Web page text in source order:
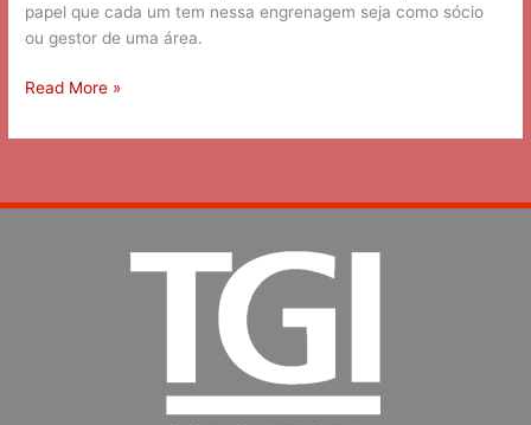
papel que cada um tem nessa engrenagem seja como sócio
ou gestor de uma área.
Read More »